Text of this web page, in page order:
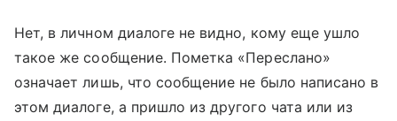
Нет, в личном диалоге не видно, кому еще ушло
такое же сообщение. Пометка «Переслано»
означает лишь, что сообщение не было написано в
этом диалоге, а пришло из другого чата или из